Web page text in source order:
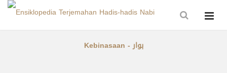
Kebinasaan - بوار